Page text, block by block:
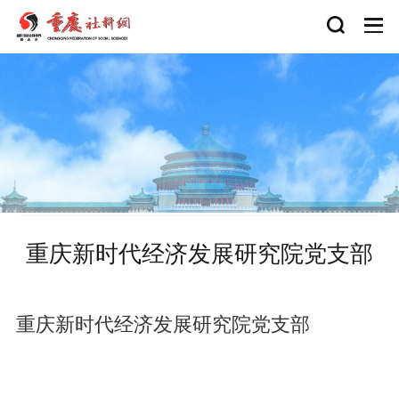
重庆新时代经济发展研究院党支部
重庆新时代经济发展研究院党支部